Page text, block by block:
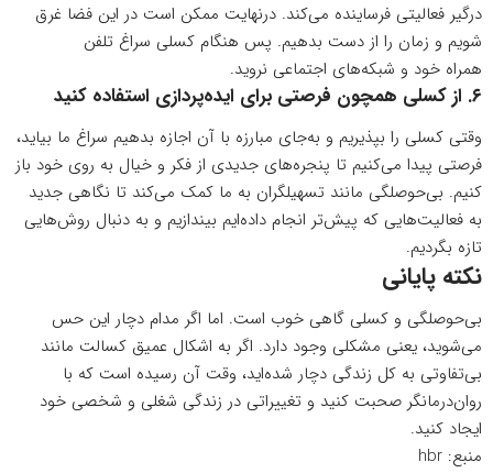
درگیر فعالیتی فرساینده می‌کند. درنهایت ممکن است در این فضا غرق
شویم و زمان را از دست بدهیم. پس هنگام کسلی سراغ تلفن
همراه خود و شبکه‌های اجتماعی نروید.
۶. از کسلی همچون فرصتی برای ایده‌پردازی استفاده کنید
وقتی کسلی را بپذیریم و به‌جای مبارزه با آن اجازه بدهیم سراغ ما بیاید،
فرصتی پیدا می‌کنیم تا پنجره‌های جدیدی از فکر و خیال به روی خود باز
کنیم. بی‌حوصلگی مانند تسهیلگران به ما کمک می‌کند تا نگاهی جدید
به فعالیت‌هایی که پیش‌تر انجام داده‌ایم بیندازیم و به دنبال روش‌هایی
تازه بگردیم.
نکته پایانی
بی‌حوصلگی و کسلی گاهی خوب است. اما اگر مدام دچار این حس
می‌شوید، یعنی مشکلی وجود دارد. اگر به اشکال عمیق کسالت مانند
بی‌تفاوتی به کل زندگی دچار شده‌اید، وقت آن رسیده است که با
روان‌درمانگر صحبت کنید و تغییراتی در زندگی شغلی و شخصی خود
ایجاد کنید.
منبع: hbr